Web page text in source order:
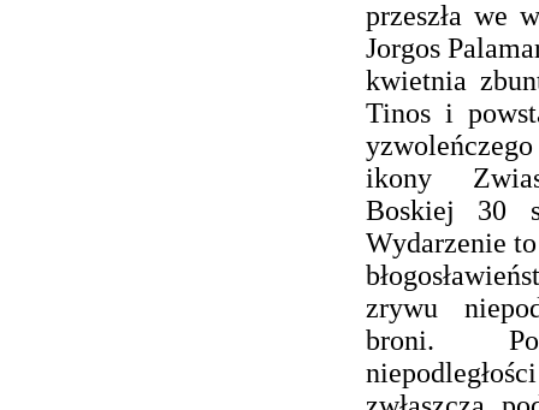
przeszła we
Jorgos
kwietnia
Tinos i
ikony
Boskiej 30
Wydarzenie
zrywu
broni. Po